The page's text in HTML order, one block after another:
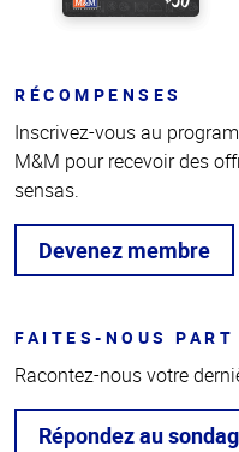
RÉCOMPENSES
Inscrivez-vous au
M&M pour recevoir des
sensas.
Devenez membre
FAITES-NOUS PART
Racontez-nous votre
Répondez au